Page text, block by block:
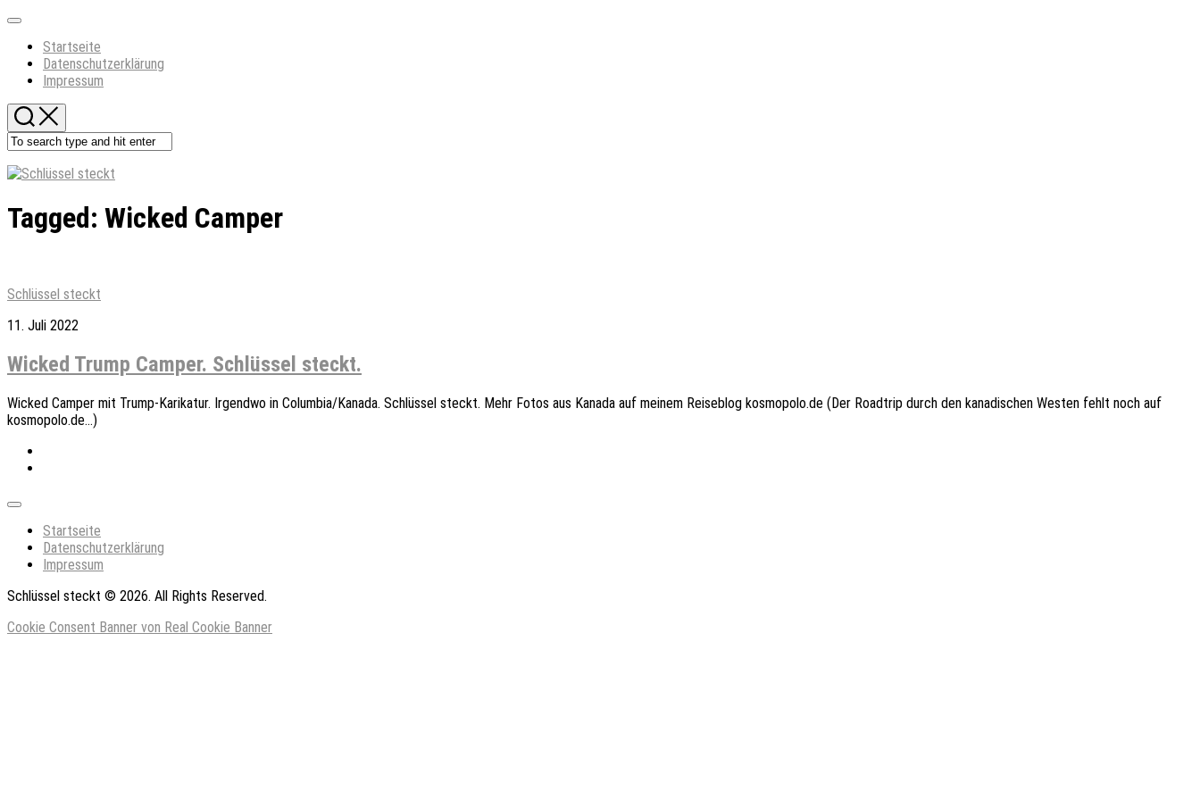
Skip
content
Expand
Startseite
Datenschutzerklärung
Impressum
Tagged: Wicked Camper
Schlüssel steckt
11. Juli 2022
Wicked Trump Camper. Schlüssel steckt.
Wicked Camper mit Trump-Karikatur. Irgendwo in Columbia/Kanada. Schlüssel steckt. Mehr Fotos aus Kanada auf meinem Reiseblog kosmopolo.de (Der Roadtrip durch den kanadischen Westen fehlt noch auf
kosmopolo.de…)
Expand
Startseite
Datenschutzerklärung
Impressum
Schlüssel steckt © 2026. All Rights Reserved.
Cookie Consent Banner von Real Cookie Banner